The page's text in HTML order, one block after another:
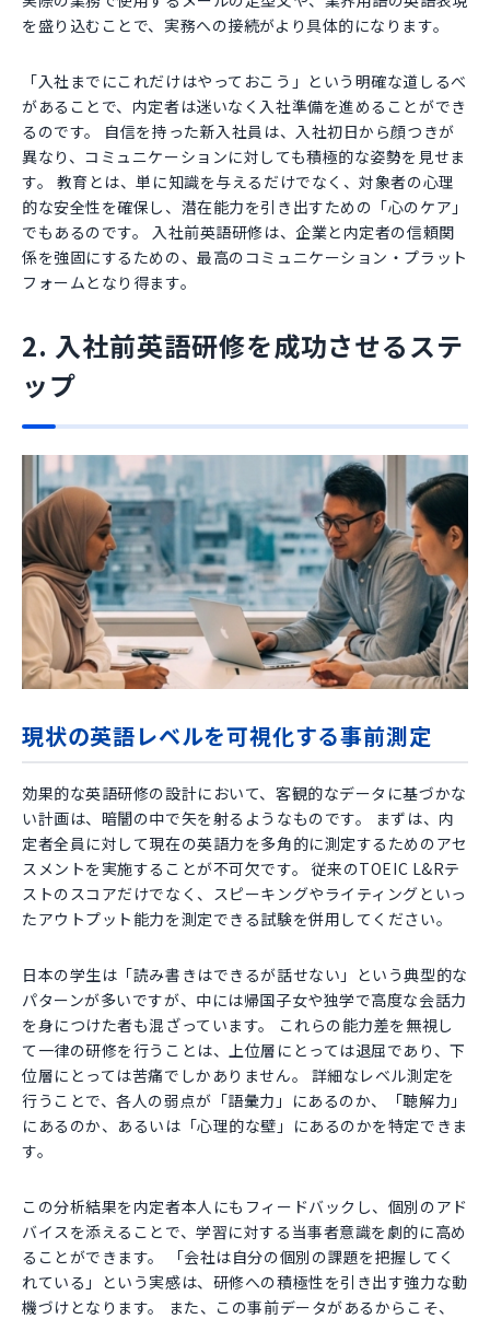
を盛り込むことで、実務への接続がより具体的になります。
「入社までにこれだけはやっておこう」という明確な道しるべ
があることで、内定者は迷いなく入社準備を進めることができ
るのです。 自信を持った新入社員は、入社初日から顔つきが
異なり、コミュニケーションに対しても積極的な姿勢を見せま
す。 教育とは、単に知識を与えるだけでなく、対象者の心理
的な安全性を確保し、潜在能力を引き出すための「心のケア」
でもあるのです。 入社前英語研修は、企業と内定者の信頼関
係を強固にするための、最高のコミュニケーション・プラット
フォームとなり得ます。
2. 入社前英語研修を成功させるステ
ップ
現状の英語レベルを可視化する事前測定
効果的な英語研修の設計において、客観的なデータに基づかな
い計画は、暗闇の中で矢を射るようなものです。 まずは、内
定者全員に対して現在の英語力を多角的に測定するためのアセ
スメントを実施することが不可欠です。 従来のTOEIC L&Rテ
ストのスコアだけでなく、スピーキングやライティングといっ
たアウトプット能力を測定できる試験を併用してください。
日本の学生は「読み書きはできるが話せない」という典型的な
パターンが多いですが、中には帰国子女や独学で高度な会話力
を身につけた者も混ざっています。 これらの能力差を無視し
て一律の研修を行うことは、上位層にとっては退屈であり、下
位層にとっては苦痛でしかありません。 詳細なレベル測定を
行うことで、各人の弱点が「語彙力」にあるのか、「聴解力」
にあるのか、あるいは「心理的な壁」にあるのかを特定できま
す。
この分析結果を内定者本人にもフィードバックし、個別のアド
バイスを添えることで、学習に対する当事者意識を劇的に高め
ることができます。 「会社は自分の個別の課題を把握してく
れている」という実感は、研修への積極性を引き出す強力な動
機づけとなります。 また、この事前データがあるからこそ、